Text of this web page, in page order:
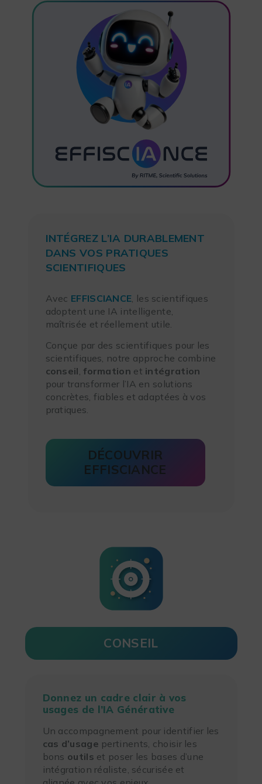
INTÉGREZ L’IA DURABLEMENT
DANS VOS PRATIQUES
SCIENTIFIQUES
Avec EFFISCIANCE , les scientifiques
adoptent une IA intelligente,
maîtrisée et réellement utile.
Conçue par des scientifiques pour les
scientifiques, notre approche combine
conseil formation et intégration
pour transformer l’IA en solutions
concrètes, fiables et adaptées à vos
pratiques.
DÉCOUVRIR
EFFISCIANCE
CONSEIL
Donnez un cadre clair à vos
usages de l’IA Générative
Un accompagnement pour identifier les
cas d’usage pertinents, choisir les
bons outils et poser les bases d’une
intégration réaliste, sécurisée et